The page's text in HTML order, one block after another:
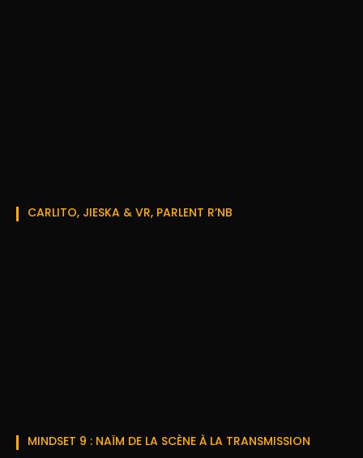
CARLITO, JIESKA & VR, PARLENT R’NB
MINDSET 9 : NAÏM DE LA SCÈNE À LA TRANSMISSION